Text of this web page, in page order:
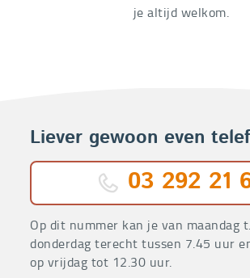
je altijd welkom.
Liever gewoon even
03 292 21
Op dit nummer kan je van maandag
donderdag terecht tussen 7.45 uur
op vrijdag tot 12.30 uur.